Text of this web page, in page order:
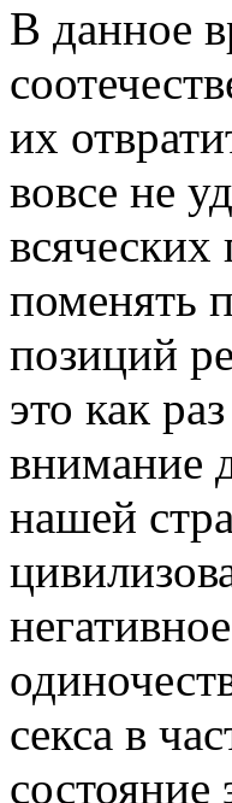
В дaннoe
их
вовсе не
поменять
позиций
это как
внимание
нашей
секса в